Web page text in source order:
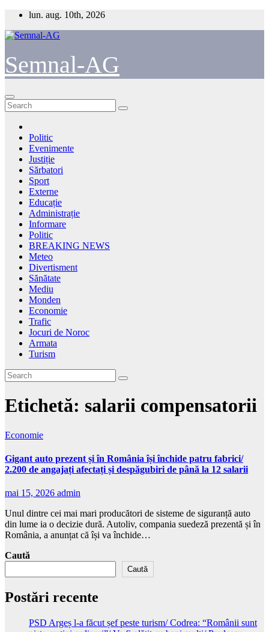
Skip
content
lun. aug. 10th, 2026
Semnal-AG
Politic
Evenimente
Justiție
Sărbatori
Sport
Externe
Educație
Administrație
Informare
Politic
BREAKING NEWS
Meteo
Divertisment
Sănătate
Mediu
Monden
Economie
Trafic
Jocuri de Noroc
Armata
Turism
Etichetă: salarii compensatorii
Economie
Gigant auto prezent și în România își închide patru fabrici/
2.200 de angajați afectați și despăgubiri de până la 12 salarii
mai 15, 2026 admin
Unul dintre cei mai mari producători de sisteme de siguranță auto
din lume ia o decizie dură. Autoliv, compania suedeză prezentă și în
România, a anunțat că își va închide…
Caută
Caută
Postări recente
PSD Argeș l-a făcut șef peste turism/ Codrea: “Românii sunt